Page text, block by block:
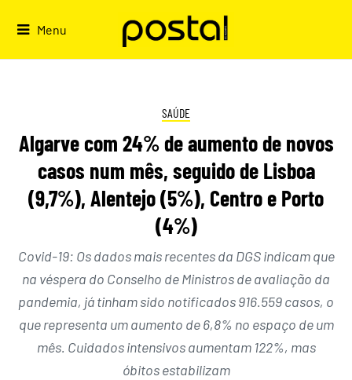
Menu
SAÚDE
Algarve com 24% de aumento de novos
casos num mês, seguido de Lisboa
(9,7%), Alentejo (5%), Centro e Porto
(4%)
Covid-19: Os dados mais recentes da DGS indicam que
na véspera do Conselho de Ministros de avaliação da
pandemia, já tinham sido notificados 916.559 casos, o
que representa um aumento de 6,8% no espaço de um
mês. Cuidados intensivos aumentam 122%, mas
óbitos estabilizam